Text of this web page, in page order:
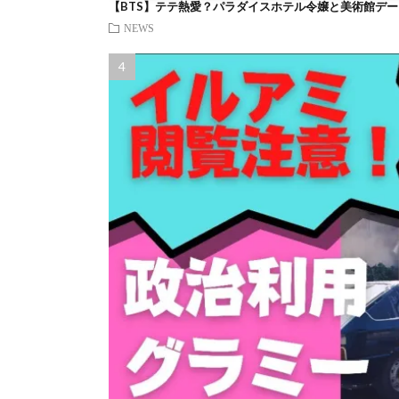
【BTS】テテ熱愛？パラダイスホテル令嬢と美術館デ
NEWS